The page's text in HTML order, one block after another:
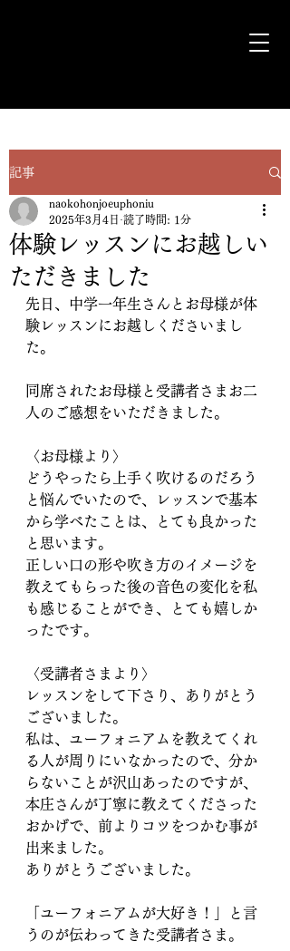
記事
体験レッスンにお越しい
ただきました
naokohonjoeuphoniu
2025年3月4日 読了時間: 1分
先日、中学一年生さんとお母様が体
験レッスンにお越しくださいまし
た。
同席されたお母様と受講者さまお二
人のご感想をいただきました。
〈お母様より〉
どうやったら上手く吹けるのだろう
と悩んでいたので、レッスンで基本
から学べたことは、とても良かった
と思います。
正しい口の形や吹き方のイメージを
教えてもらった後の音色の変化を私
も感じることができ、とても嬉しか
ったです。
〈受講者さまより〉
レッスンをして下さり、ありがとう
ございました。
私は、ユーフォニアムを教えてくれ
る人が周りにいなかったので、分か
らないことが沢山あったのですが、
本庄さんが丁寧に教えてくださった
おかげで、前よりコツをつかむ事が
出来ました。
ありがとうございました。
「ユーフォニアムが大好き！」と言
うのが伝わってきた受講者さま。